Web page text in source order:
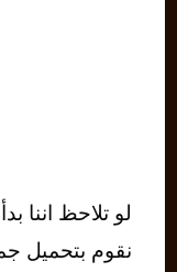
لو تلاحظ اننا
نقوم بتحميل